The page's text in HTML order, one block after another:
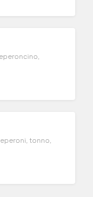
tonno,